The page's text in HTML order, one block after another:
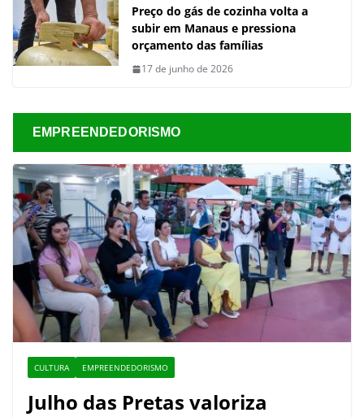
Preço do gás de cozinha volta a
subir em Manaus e pressiona
orçamento das famílias
17 de junho de 2026
EMPREENDEDORISMO
CULTURA EMPREENDEDORISMO
Julho das Pretas valoriza